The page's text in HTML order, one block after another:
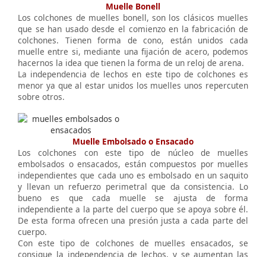
Muelle Bonell
Los colchones de muelles bonell, son los clásicos muelles
que se han usado desde el comienzo en la fabricación de
colchones. Tienen forma de cono, están unidos cada
muelle entre si, mediante una fijación de acero, podemos
hacernos la idea que tienen la forma de un reloj de arena.
La independencia de lechos en este tipo de colchones es
menor ya que al estar unidos los muelles unos repercuten
sobre otros.
Muelle Embolsado o Ensacado
Los colchones con este tipo de núcleo de muelles
embolsados o ensacados, están compuestos por muelles
independientes que cada uno es embolsado en un saquito
y llevan un refuerzo perimetral que da consistencia. Lo
bueno es que cada muelle se ajusta de forma
independiente a la parte del cuerpo que se apoya sobre él.
De esta forma ofrecen una presión justa a cada parte del
cuerpo.
Con este tipo de colchones de muelles ensacados, se
consigue la independencia de lechos, y se aumentan las